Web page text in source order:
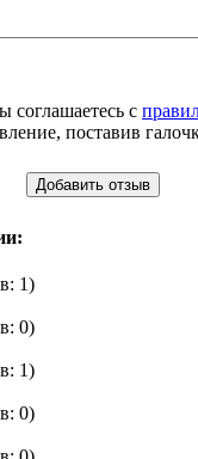
соглашаетесь с
поставив
Добавить отзыв
1)
0)
1)
0)